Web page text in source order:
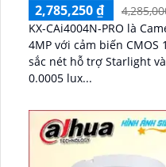
2,785,250 ₫
KX-CAi4004N-PRO là
4MP với cảm biến CMOS
sắc nét hỗ trợ Starlight
0.0005 lux...